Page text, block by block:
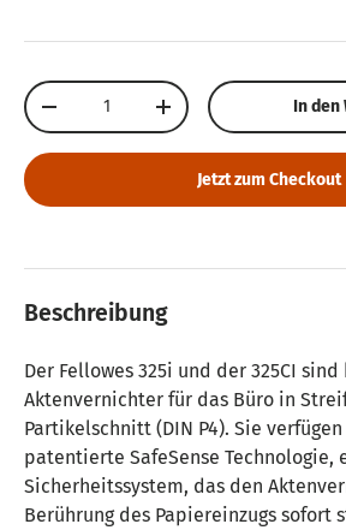
Anzahl
Menge verringernMenge erhöhen In den
Jetzt zum Checkout
Beschreibung
Der Fellowes 325i und der 325CI
Aktenvernichter für das Büro in
Partikelschnitt (DIN P4). Sie
patentierte SafeSense Technologie,
Sicherheitssystem, das den
Berührung des Papiereinzugs sofort